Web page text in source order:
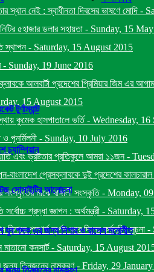
স্থান নেই : স্বাধীনতা দিবসের ভাষণে মোদি -
৫হাজার ডলার সহায়তা - Sunday, 15
স্থাপন- Saturday, 15 August 2015
- Sunday, 19 June 2016
আলবার্টা প্রদেশের প্রিমিয়ার জিম এর আগাম
15 August 2015
কুমেক হাসপাতালে ভর্তি- Wednesday, 16
পূনর্মিলনী - Sunday, 10 July 2016
এবং ভ্রষ্টতার প্রতিকুলে আমরা ১১জন-
প্রেসক্লাবকে দুই প্রদেশের কালচারাল
মাঝে বাঙ্গালী সংস্কৃতি- Monday,
শ্রদ্ধা জ্ঞাপন : অর্থমন্ত্রী - Saturday,
পুস্পার্ঘ অর্পন করে দিনের কর্মসূচির সুচনা -
কনসার্ট- Saturday, 15 August
তিনজনের নামকরণ- Friday, 29
টুর্ণাম্যান্ট
চ্যাম্পিয়ান
সোসাইটির আলোচনা
যুব পদক এর জন্য নিগার ও রাসেল মনোনীত